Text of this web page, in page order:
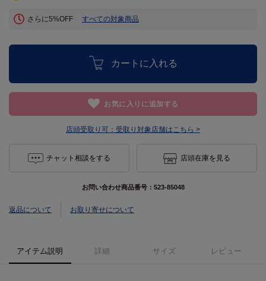
さらに5%OFF すべての対象商品
カートに入れる
お気に入りに追加する
店頭受取り可： 受取り対象店舗はこちら >
チャット相談をする 店頭在庫を見る
お問い合わせ商品番号： 523-85048
返品について お取り寄せについて
アイテム説明 詳細 サイズ レビュー